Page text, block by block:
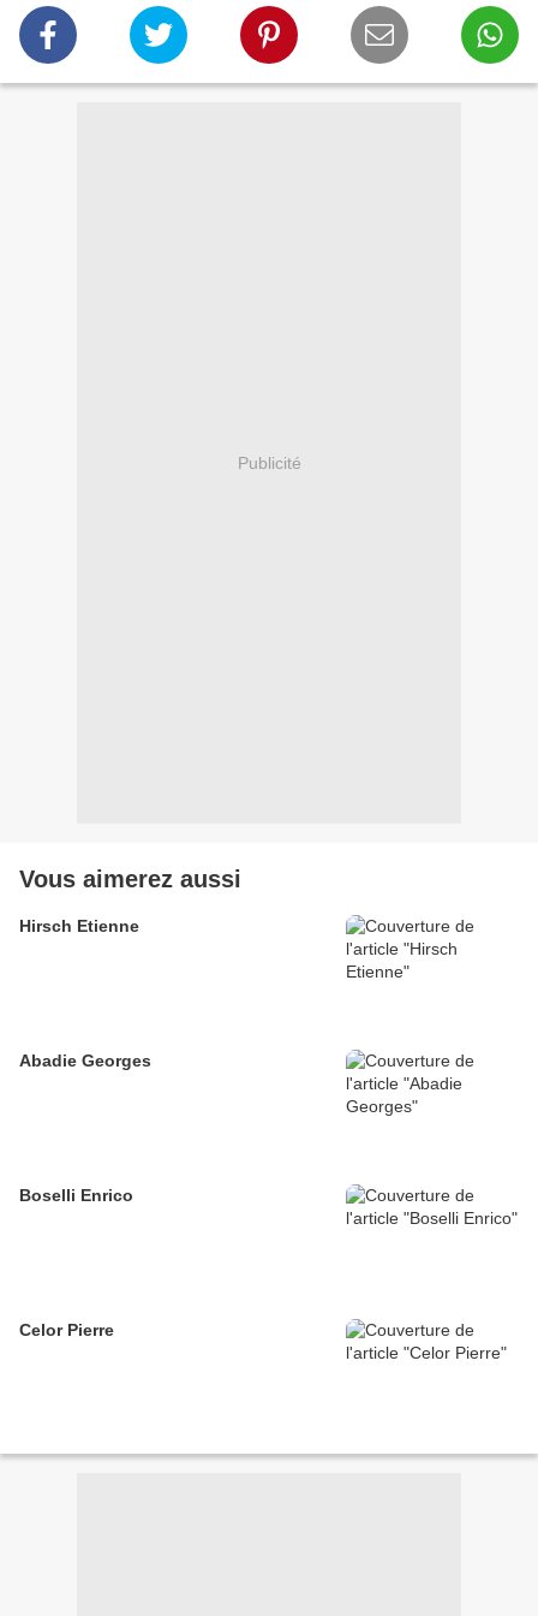
Publicité
Vous aimerez aussi
Hirsch Etienne
Abadie Georges
Boselli Enrico
Celor Pierre